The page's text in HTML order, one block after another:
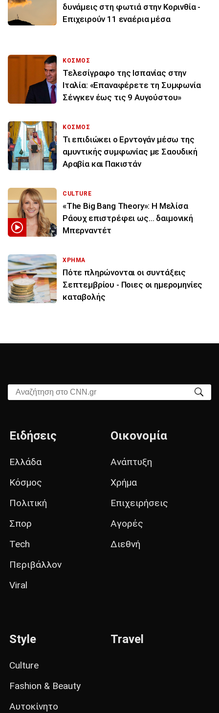
δυνάμεις στη φωτιά στην Κορινθία -
Επιχειρούν 11 εναέρια μέσα
ΚΟΣΜΟΣ
Τελεσίγραφο της Ισπανίας στην
Ιταλία: «Επαναφέρετε τη Συμφωνία
Σένγκεν έως τις 9 Αυγούστου»
ΚΟΣΜΟΣ
Τι επιδιώκει ο Ερντογάν μέσω της
αμυντικής συμφωνίας με Σαουδική
Αραβία και Πακιστάν
CULTURE
«The Big Bang Theory»: Η Μελίσα
Ράουχ επιστρέφει ως… δαιμονική
Μπερναντέτ
ΧΡΗΜΑ
Πότε πληρώνονται οι συντάξεις
Σεπτεμβρίου - Ποιες οι ημερομηνίες
καταβολής
Αναζήτηση στο CNN.gr
Ειδήσεις
Ελλάδα
Κόσμος
Πολιτική
Σπορ
Tech
Περιβάλλον
Viral
Οικονομία
Ανάπτυξη
Χρήμα
Επιχειρήσεις
Αγορές
Διεθνή
Style
Culture
Fashion & Beauty
Αυτοκίνητο
Travel